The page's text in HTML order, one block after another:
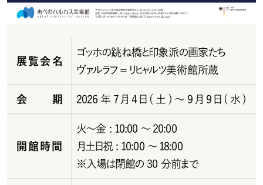
展覧会名
ゴッホの跳ね橋と印象派の画家たち
ヴァル ラフ = リヒャル ツ 美 術 館 所 蔵
会期2026年7月4日(土)～9月9日(水)
開館時間
火～金 : 10:00 ～20:00
月土日祝 : 10:00 ～18:00
※入場は閉館の 30 分前まで